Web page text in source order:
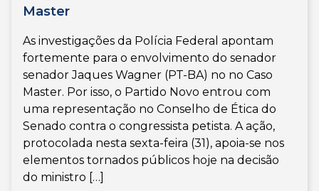
Master
As investigações da Polícia Federal apontam
fortemente para o envolvimento do senador
senador Jaques Wagner (PT-BA) no no Caso
Master. Por isso, o Partido Novo entrou com
uma representação no Conselho de Ética do
Senado contra o congressista petista. A ação,
protocolada nesta sexta-feira (31), apoia-se nos
elementos tornados públicos hoje na decisão
do ministro […]